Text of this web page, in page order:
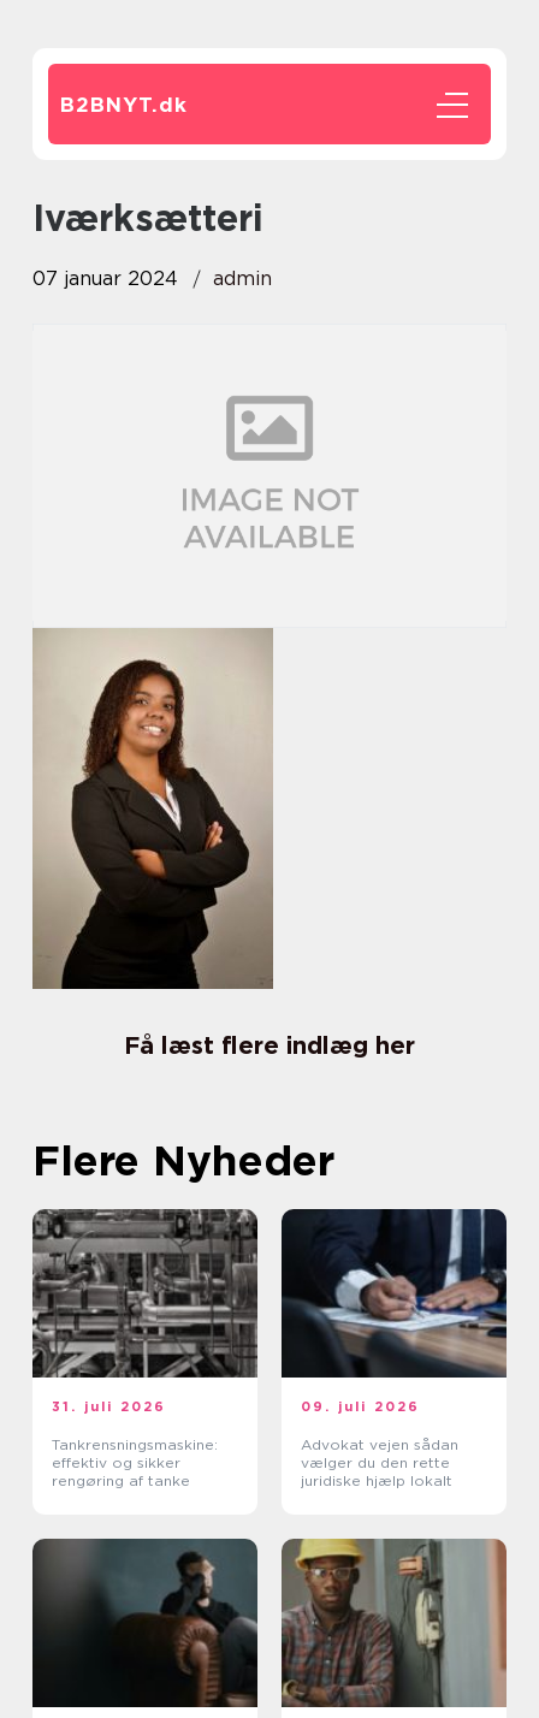
B2BNYT.dk
iværksætteri
07 januar 2024 admin
Få læst flere indlæg her
Flere Nyheder
31. juli 2026
Tankrensningsmaskine:
effektiv og sikker
rengøring af tanke
09. juli 2026
Advokat vejen sådan
vælger du den rette
juridiske hjælp lokalt